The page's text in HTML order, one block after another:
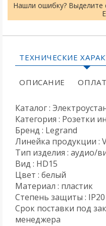
Нашли ошибку? Выделите
ТЕХНИЧЕСКИЕ
ОПИСАНИЕ
Каталог :
Категория : Розетки
Бренд : Legrand
Линейка продукции :
Тип изделия : аудио/
Вид : HD15
Цвет : белый
Материал : пластик
Степень защиты : IP20
Срок поставки под
менеджера